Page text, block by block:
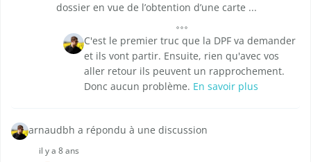
dossier en vue de l’obtention d’une carte ...
C'est le premier truc que la DPF va demander
et ils vont partir. Ensuite, rien qu'avec vos
aller retour ils peuvent un rapprochement.
Donc aucun problème. En savoir plus
arnaudbh a répondu à une discussion
il y a 8 ans